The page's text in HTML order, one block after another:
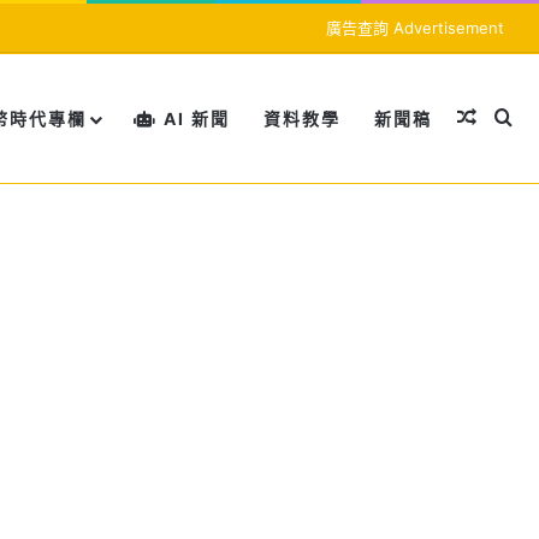
廣告查詢 Advertisement
時代專欄 AI 新聞 資料教學 新聞稿 隨機文
搜